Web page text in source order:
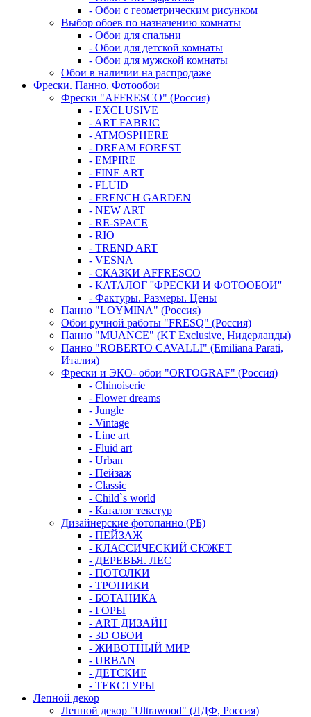
- Обои с геометрическим рисунком
Выбор обоев по назначению комнаты
- Обои для спальни
- Обои для детской комнаты
- Обои для мужской комнаты
Обои в наличии на распродаже
Фрески. Панно. Фотообои
Фрески "AFFRESCO" (Россия)
- EXCLUSIVE
- ART FABRIC
- ATMOSPHERE
- DREAM FOREST
- EMPIRE
- FINE ART
- FLUID
- FRENCH GARDEN
- NEW ART
- RE-SPACE
- RIO
- TREND ART
- VESNA
- СКАЗКИ AFFRESCO
- КАТАЛОГ ''ФРЕСКИ И ФОТООБОИ''
- Фактуры. Размеры. Цены
Панно "LOYMINA" (Россия)
Обои ручной работы "FRESQ" (Россия)
Панно "MUANCE" (KT Exclusive, Нидерланды)
Панно "ROBERTO CAVALLI" (Emiliana Parati,
Италия)
Фрески и ЭКО- обои "ORTOGRAF" (Россия)
- Chinoiserie
- Flower dreams
- Jungle
- Vintage
- Line art
- Fluid art
- Urban
- Пейзаж
- Classic
- Child`s world
- Каталог текстур
Дизайнерские фотопанно (РБ)
- ПЕЙЗАЖ
- КЛАССИЧЕСКИЙ СЮЖЕТ
- ДЕРЕВЬЯ. ЛЕС
- ПОТОЛКИ
- ТРОПИКИ
- БОТАНИКА
- ГОРЫ
- АRТ ДИЗАЙН
- 3D ОБОИ
- ЖИВОТНЫЙ МИР
- URBAN
- ДЕТСКИЕ
- ТЕКСТУРЫ
Лепной декор
Лепной декор "Ultrawood" (ЛДФ, Россия)